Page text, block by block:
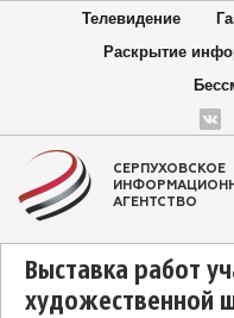
Телевидение
Раскрытие
СЕРПУХОВСКОЕ
АГЕНТСТВО
Выставка работ
художественной